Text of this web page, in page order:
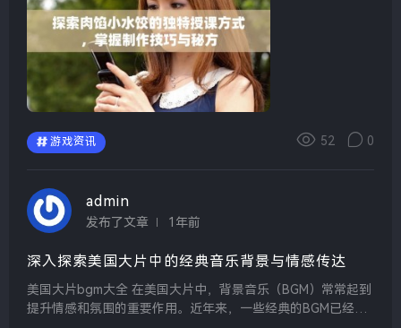
游戏资讯 52 0
admin
发布了文章 1年前
深入探索美国大片中的经典音乐背景与情感传达
美国大片bgm大全 在美国大片中，背景音乐（BGM）常常起到
提升情感和氛围的重要作用。近年来，一些经典的BGM已经成